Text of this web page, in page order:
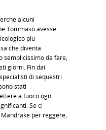
alcuni
Tommaso avesse
più
che diventa
semplicissimo da fare,
giorni. Fin dai
di sequestri
stati
a fuoco ogni
Se ci
per reggere,